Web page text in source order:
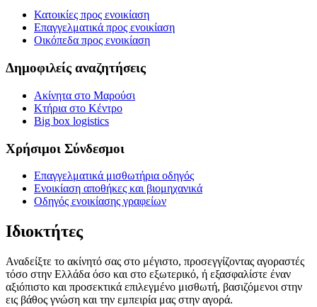
Κατοικίες προς ενοικίαση
Επαγγελματικά προς ενοικίαση
Οικόπεδα προς ενοικίαση
Δημοφιλείς αναζητήσεις
Ακίνητα στο Μαρούσι
Κτήρια στο Κέντρο
Big box logistics
Χρήσιμοι Σύνδεσμοι
Επαγγελματικά μισθωτήρια οδηγός
Ενοικίαση αποθήκες και βιομηχανικά
Οδηγός ενοικίασης γραφείων
Ιδιοκτήτες
Αναδείξτε το ακίνητό σας στο μέγιστο, προσεγγίζοντας αγοραστές
τόσο στην Ελλάδα όσο και στο εξωτερικό, ή εξασφαλίστε έναν
αξιόπιστο και προσεκτικά επιλεγμένο μισθωτή, βασιζόμενοι στην
εις βάθος γνώση και την εμπειρία μας στην αγορά.